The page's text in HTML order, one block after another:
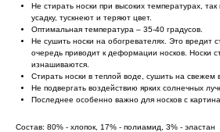
Не стирать носки при высоких температурах,
усадку, тускнеют и теряют цвет.
Оптимальная температура – 35-40 градусов.
Не сушить носки на обогревателях. Это вредит
очередь приводит к деформации носков. Носки
изнашиваются.
Стирать носки в теплой воде, сушить на свежем
Не подвергать воздействию ярких солнечных
Последнее особенно важно для носков с
Состав: 80% - хлопок, 17% - полиамид, 3% - эластан